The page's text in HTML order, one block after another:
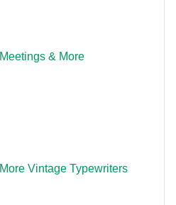
Meetings & More
More Vintage Typewriters